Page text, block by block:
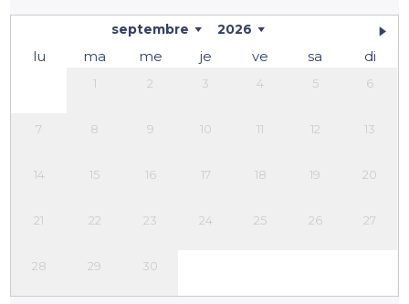
septembre 2026
lu ma me je ve sa di
1 2 3 4 5 6
7 8 9 10 11 12 13
14 15 16 17 18 19 20
21 22 23 24 25 26 27
28 29 30